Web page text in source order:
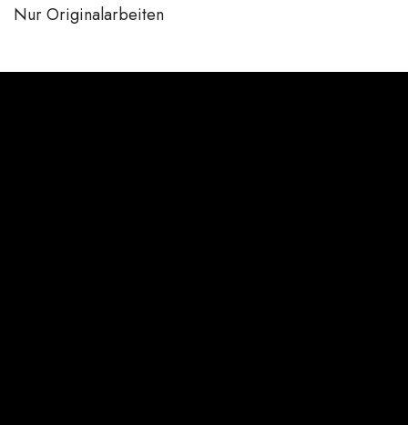
Nur Originalarbeiten